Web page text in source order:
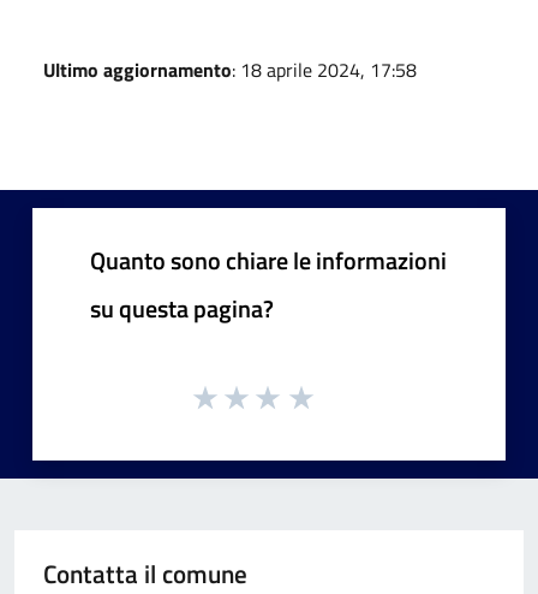
Ultimo aggiornamento: 18 aprile 2024, 17:58
Quanto sono chiare le informazioni
su questa pagina?
Contatta il comune